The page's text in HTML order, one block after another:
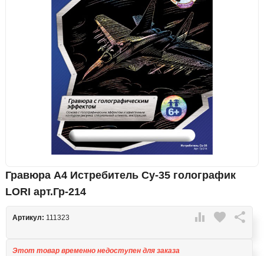
Гравюра А4 Истребитель Су-35 голографик
LORI арт.Гр-214
 favorite 
Артикул: 111323
Этот товар временно недоступен для заказа